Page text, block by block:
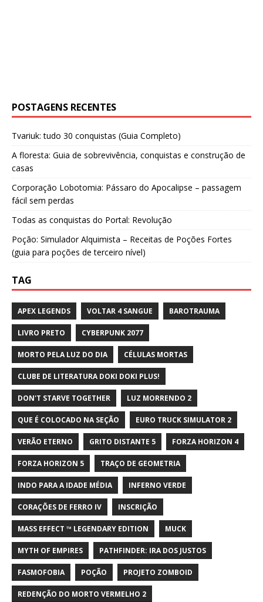
POSTAGENS RECENTES
Tvariuk: tudo 30 conquistas (Guia Completo)
A floresta: Guia de sobrevivência, conquistas e construção de
casas
Corporação Lobotomia: Pássaro do Apocalipse – passagem
fácil sem perdas
Todas as conquistas do Portal: Revolução
Poção: Simulador Alquimista – Receitas de Poções Fortes
(guia para poções de terceiro nível)
TAG
APEX LEGENDS VOLTAR 4 SANGUE BAROTRAUMA
LIVRO PRETO CYBERPUNK 2077
MORTO PELA LUZ DO DIA CÉLULAS MORTAS
CLUBE DE LITERATURA DOKI DOKI PLUS!
DON'T STARVE TOGETHER LUZ MORRENDO 2
QUE É COLOCADO NA SEÇÃO EURO TRUCK SIMULATOR 2
VERÃO ETERNO GRITO DISTANTE 5 FORZA HORIZON 4
FORZA HORIZON 5 TRAÇO DE GEOMETRIA
INDO PARA A IDADE MÉDIA INFERNO VERDE
CORAÇÕES DE FERRO IV INSCRIÇÃO
MASS EFFECT ™ LEGENDARY EDITION MUCK
MYTH OF EMPIRES PATHFINDER: IRA DOS JUSTOS
FASMOFOBIA POÇÃO PROJETO ZOMBOID
REDENÇÃO DO MORTO VERMELHO 2